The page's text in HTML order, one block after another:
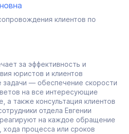
клиентов по
за эффективность и
юристов и клиентов
задачи — обеспечение скорости
на все интересующие
а также консультация клиентов
отдела Евгении
на каждое обращение
процесса или сроков